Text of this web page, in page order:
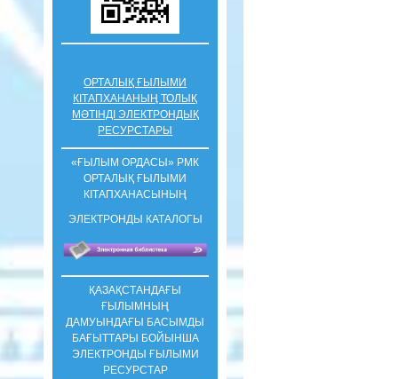
ОРТАЛЫҚ ҒЫЛЫМИ
КІТАПХАНАНЫҢ ТОЛЫҚ
МӘТІНДІ ЭЛЕКТРОНДЫҚ
РЕСУРСТАРЫ
«ҒЫЛЫМ ОРДАСЫ» РМК
ОРТАЛЫҚ ҒЫЛЫМИ
КIТАПХАНАСЫНЫҢ
ЭЛЕКТРОНДЫ КАТАЛОГЫ
ҚАЗАҚСТАНДАҒЫ
ҒЫЛЫМНЫҢ
ДАМУЫНДАҒЫ БАСЫМДЫ
БАҒЫТТАРЫ БОЙЫНША
ЭЛЕКТРОНДЫ ҒЫЛЫМИ
РЕСУРСТАР